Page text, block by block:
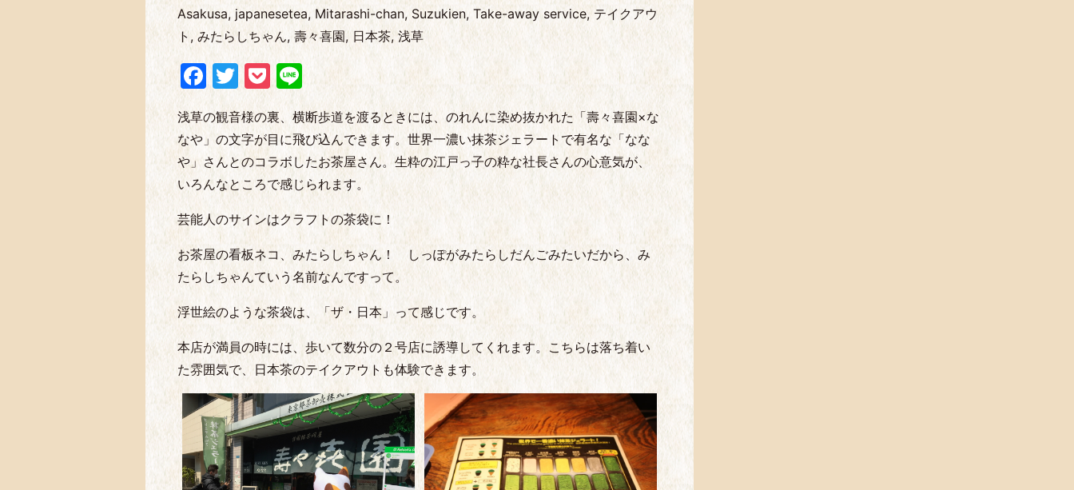
Asakusa, japanesetea, Mitarashi-chan, Suzukien, Take-away service, テイクアウ
ト, みたらしちゃん, 壽々喜園, 日本茶, 浅草
Facebook
Twitter
Pocket
Line
浅草の観音様の裏、横断歩道を渡るときには、のれんに染め抜かれた「壽々喜園×な
なや」の文字が目に飛び込んできます。世界一濃い抹茶ジェラートで有名な「なな
や」さんとのコラボしたお茶屋さん。生粋の江戸っ子の粋な社長さんの心意気が、
いろんなところで感じられます。
芸能人のサインはクラフトの茶袋に！
お茶屋の看板ネコ、みたらしちゃん！ しっぽがみたらしだんごみたいだから、み
たらしちゃんていう名前なんですって。
浮世絵のような茶袋は、「ザ・日本」って感じです。
本店が満員の時には、歩いて数分の２号店に誘導してくれます。こちらは落ち着い
た雰囲気で、日本茶のテイクアウトも体験できます。